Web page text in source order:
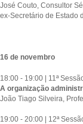
José Couto, Consultor
ex-Secretário de Estado
16 de novembro
18:00 - 19:00 | 11ª
A organização
João Tiago Silveira,
19:00 - 20:00 | 12ª